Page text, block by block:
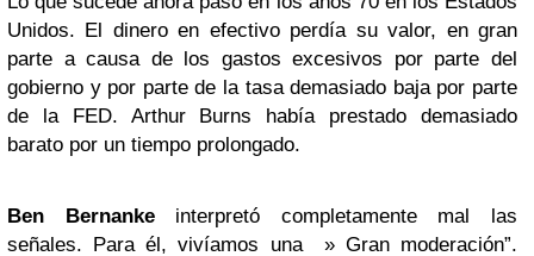
Unidos. El dinero en efectivo perdía su valor, en gran
parte a causa de los gastos excesivos por parte del
gobierno y por parte de la tasa demasiado baja por parte
de la FED. Arthur Burns había prestado demasiado
barato por un tiempo prolongado.
Ben Bernankeinterpretó completamente mal las
señales. Para él, vivíamos una » Gran moderación”.